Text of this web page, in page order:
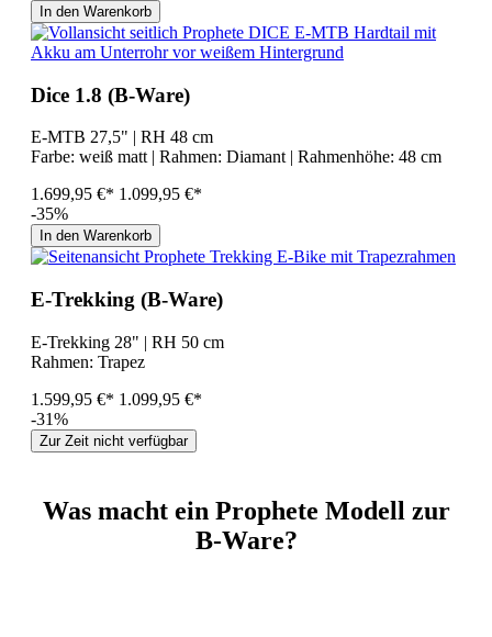
In den Warenkorb
Dice 1.8 (B-Ware)
E-MTB 27,5" | RH 48 cm
Farbe: weiß matt | Rahmen: Diamant | Rahmenhöhe: 48 cm
1.699,95 €* 1.099,95 €*
-35%
In den Warenkorb
E-Trekking (B-Ware)
E-Trekking 28" | RH 50 cm
Rahmen: Trapez
1.599,95 €* 1.099,95 €*
-31%
Zur Zeit nicht verfügbar
Was macht ein Prophete Modell zur
B-Ware?